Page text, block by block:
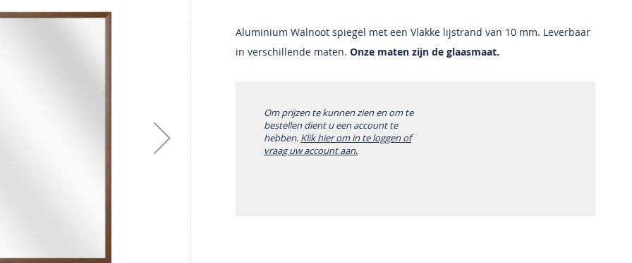
Aluminium Walnoot spiegel met een Vlakke lijstrand van 10 mm. Leverbaar
in verschillende maten. Onze maten zijn de glaasmaat.
Om prijzen te kunnen zien en om te
bestellen dient u een account te
hebben. Klik hier om in te loggen of
vraag uw account aan.